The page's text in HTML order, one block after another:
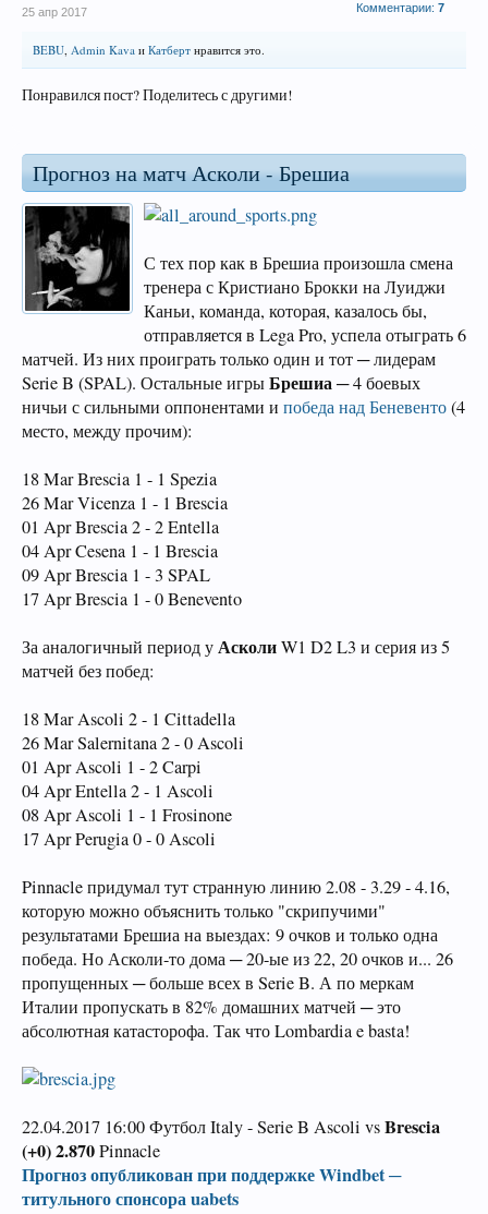
Комментарии: 7
25 апр 2017
BEBU, Admin Kava и Катберт нравится это.
Понравился пост? Поделитесь с другими!
Прогноз на матч Асколи - Брешиа
С тех пор как в Брешиа произошла смена
тренера с Кристиано Брокки на Луиджи
Каньи, команда, которая, казалось бы,
отправляется в Lega Pro, успела отыграть 6
матчей. Из них проиграть только один и тот ─ лидерам
Serie B (SPAL). Остальные игрыБрешиа─ 4 боевых
ничьи с сильными оппонентами и победа над Беневенто(4
место, между прочим):
18 Mar Brescia 1 - 1 Spezia
26 Mar Vicenza 1 - 1 Brescia
01 Apr Brescia 2 - 2 Entella
04 Apr Cesena 1 - 1 Brescia
09 Apr Brescia 1 - 3 SPAL
17 Apr Brescia 1 - 0 Benevento
За аналогичный период уАсколиW1 D2 L3 и серия из 5
матчей без побед:
18 Mar Ascoli 2 - 1 Cittadella
26 Mar Salernitana 2 - 0 Ascoli
01 Apr Ascoli 1 - 2 Carpi
04 Apr Entella 2 - 1 Ascoli
08 Apr Ascoli 1 - 1 Frosinone
17 Apr Perugia 0 - 0 Ascoli
Pinnacle придумал тут странную линию 2.08 - 3.29 - 4.16,
которую можно объяснить только "скрипучими"
результатами Брешиа на выездах: 9 очков и только одна
победа. Но Асколи-то дома ─ 20-ые из 22, 20 очков и... 26
пропущенных ─ больше всех в Serie B. А по меркам
Италии пропускать в 82% домашних матчей ─ это
абсолютная катасторофа. Так что Lombardia e basta!
22.04.2017 16:00 Футбол Italy - Serie B Ascoli vsBrescia
(+0) 2.870Pinnacle
Прогноз опубликован при поддержке Windbet ─
титульного спонсора uabets